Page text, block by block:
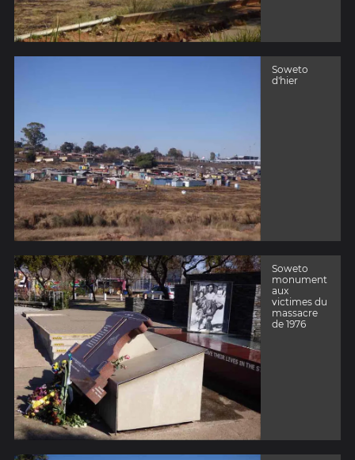
Soweto
d'hier
Soweto
monument
aux
victimes du
massacre
de 1976